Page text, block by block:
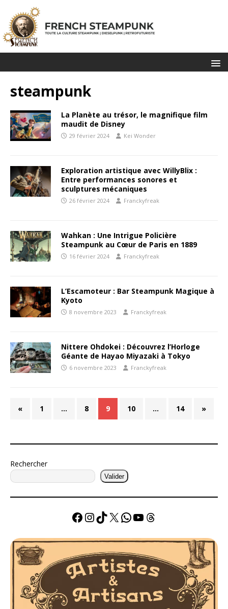
steampunk
La Planète au trésor, le magnifique film
maudit de Disney
29 février 2024 Kei Wonder
Exploration artistique avec WillyBlix :
Entre performances sonores et
sculptures mécaniques
26 février 2024 Franckyfreak
Wahkan : Une Intrigue Policière
Steampunk au Cœur de Paris en 1889
16 février 2024 Franckyfreak
L’Escamoteur : Bar Steampunk Magique à
Kyoto
8 novembre 2023 Franckyfreak
Nittere Ohdokei : Découvrez l’Horloge
Géante de Hayao Miyazaki à Tokyo
6 novembre 2023 Franckyfreak
« 1 … 8 9 10 … 14 »
Rechercher
Valider